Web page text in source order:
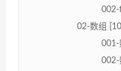
002-
02-数组
001-
002-